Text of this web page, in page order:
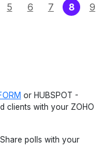
5 6 7 8
9
or HUBSPOT -
clients with your ZOHO
Share polls with your